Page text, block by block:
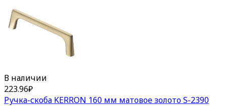
В наличии
223.96₽
Ручка-скоба KERRON 160 мм матовое золото S-2390